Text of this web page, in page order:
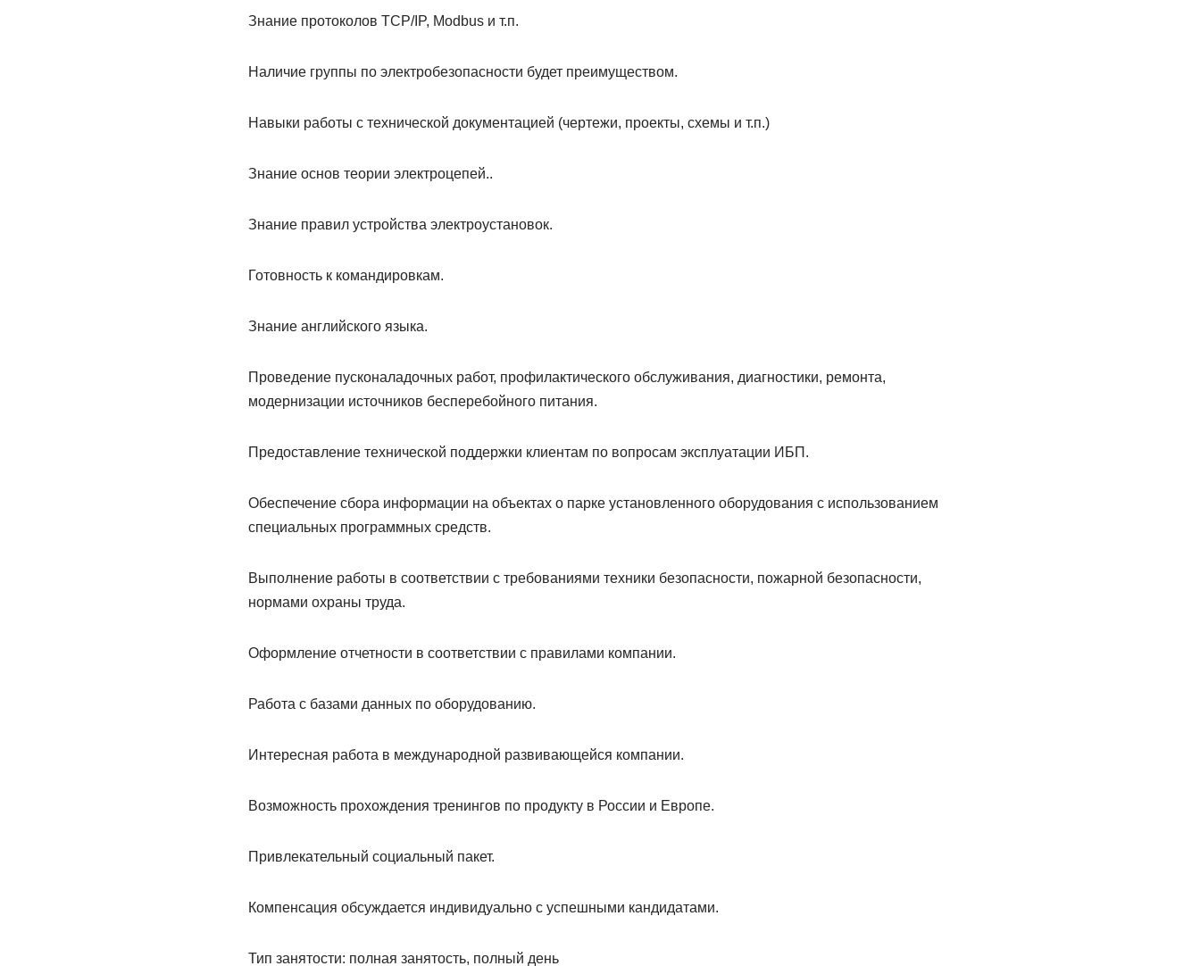
Знание протоколов TCP/IP, Modbus и т.п.
Наличие группы по электробезопасности будет преимуществом.
Навыки работы с технической документацией (чертежи, проекты, схемы и т.п.)
Знание основ теории электроцепей..
Знание правил устройства электроустановок.
Готовность к командировкам.
Знание английского языка.
Проведение пусконаладочных работ, профилактического обслуживания, диагностики, ремонта,
модернизации источников бесперебойного питания.
Предоставление технической поддержки клиентам по вопросам эксплуатации ИБП.
Обеспечение сбора информации на объектах о парке установленного оборудования с использованием
специальных программных средств.
Выполнение работы в соответствии с требованиями техники безопасности, пожарной безопасности,
нормами охраны труда.
Оформление отчетности в соответствии с правилами компании.
Работа с базами данных по оборудованию.
Интересная работа в международной развивающейся компании.
Возможность прохождения тренингов по продукту в России и Европе.
Привлекательный социальный пакет.
Компенсация обсуждается индивидуально с успешными кандидатами.
Тип занятости: полная занятость, полный день